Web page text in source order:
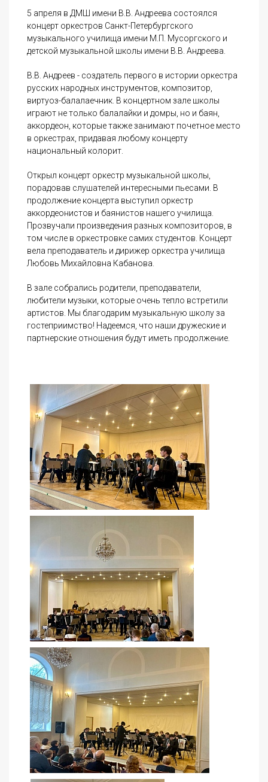
5 апреля в ДМШ имени В.В. Андреева состоялся
концерт оркестров Санкт-Петербургского
музыкального училища имени М.П. Мусоргского и
детской музыкальной школы имени В.В. Андреева.
В.В. Андреев - создатель первого в истории оркестра
русских народных инструментов, композитор,
виртуоз-балалаечник. В концертном зале школы
играют не только балалайки и домры, но и баян,
аккордеон, которые также занимают почетное место
в оркестрах, придавая любому концерту
национальный колорит.
Открыл концерт оркестр музыкальной школы,
порадовав слушателей интересными пьесами. В
продолжение концерта выступил оркестр
аккордеонистов и баянистов нашего училища.
Прозвучали произведения разных композиторов, в
том числе в оркестровке самих студентов. Концерт
вела преподаватель и дирижер оркестра училища
Любовь Михайловна Кабанова.
В зале собрались родители, преподаватели,
любители музыки, которые очень тепло встретили
артистов. Мы благодарим музыкальную школу за
гостеприимство! Надеемся, что наши дружеские и
партнерские отношения будут иметь продолжение.